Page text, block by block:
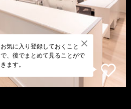
お気に入り登録しておくこと
で、後でまとめて見ることがで
きます。